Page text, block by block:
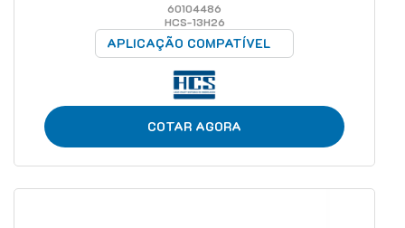
60104486
HCS-13H26
APLICAÇÃO COMPATÍVEL
COTAR AGORA